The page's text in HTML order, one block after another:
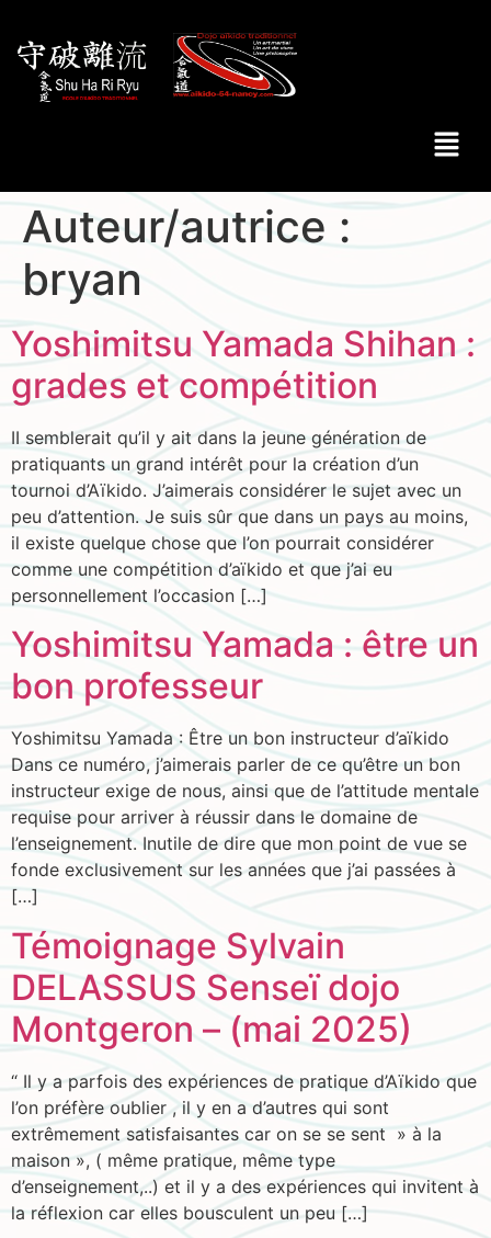
Auteur/autrice :
bryan
Yoshimitsu Yamada Shihan :
grades et compétition
II semblerait qu’il y ait dans la jeune génération de
pratiquants un grand intérêt pour la création d’un
tournoi d’Aïkido. J’aimerais considérer le sujet avec un
peu d’attention. Je suis sûr que dans un pays au moins,
il existe quelque chose que l’on pourrait considérer
comme une compétition d’aïkido et que j’ai eu
personnellement l’occasion […]
Yoshimitsu Yamada : être un
bon professeur
Yoshimitsu Yamada : Être un bon instructeur d’aïkido
Dans ce numéro, j’aimerais parler de ce qu’être un bon
instructeur exige de nous, ainsi que de l’attitude mentale
requise pour arriver à réussir dans le domaine de
l’enseignement. Inutile de dire que mon point de vue se
fonde exclusivement sur les années que j’ai passées à
[…]
Témoignage Sylvain
DELASSUS Senseï dojo
Montgeron – (mai 2025)
“ Il y a parfois des expériences de pratique d’Aïkido que
l’on préfère oublier , il y en a d’autres qui sont
extrêmement satisfaisantes car on se se sent » à la
maison », ( même pratique, même type
d’enseignement,..) et il y a des expériences qui invitent à
la réflexion car elles bousculent un peu […]